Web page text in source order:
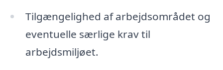
Tilgængelighed af arbejdsområdet og
eventuelle særlige krav til
arbejdsmiljøet.